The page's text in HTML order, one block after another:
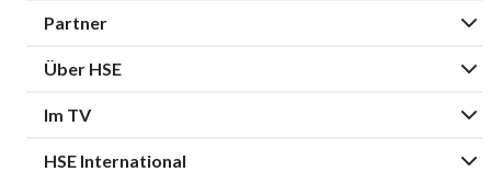
Partner
Über HSE
Im TV
HSE International